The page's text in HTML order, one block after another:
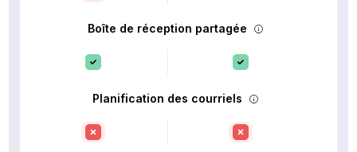
Boîte de réception partagée
Planification des courriels